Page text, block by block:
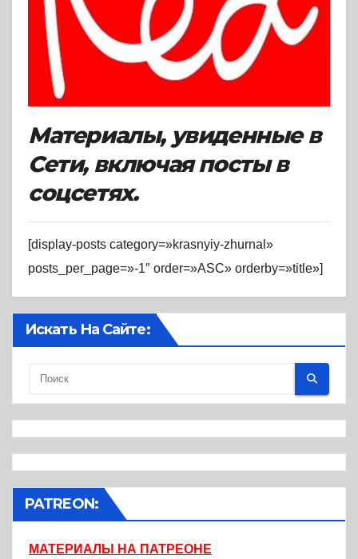
Материалы, увиденные в
Сети, включая посты в
соцсетях.
[display-posts category=»krasnyiy-zhurnal»
posts_per_page=»-1″ order=»ASC» orderby=»title»]
Искать На Сайте:
PATREON:
МАТЕРИАЛЫ НА ПАТРЕОНЕ